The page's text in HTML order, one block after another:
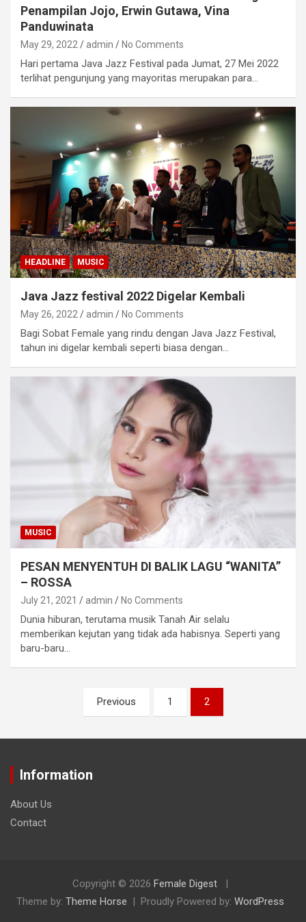
Penampilan Jojo, Erwin Gutawa, Vina
Panduwinata
May 29, 2022 admin No Comments
Hari pertama Java Jazz Festival pada Jumat, 27 Mei 2022
terlihat pengunjung yang mayoritas merupakan para…
HEADLINE MUSIC
Java Jazz festival 2022 Digelar Kembali
May 26, 2022 admin No Comments
Bagi Sobat Female yang rindu dengan Java Jazz Festival,
tahun ini digelar kembali seperti biasa dengan…
MUSIC
PESAN MENYENTUH DI BALIK LAGU “WANITA”
– ROSSA
July 21, 2021 admin No Comments
Dunia hiburan, terutama musik Tanah Air selalu
memberikan kejutan yang tidak ada habisnya. Seperti yang
baru-baru…
Previous 1 2
Information
About Us
Contact
Copyright © 2026 Female Digest
Theme by: Theme Horse Proudly Powered by: WordPress